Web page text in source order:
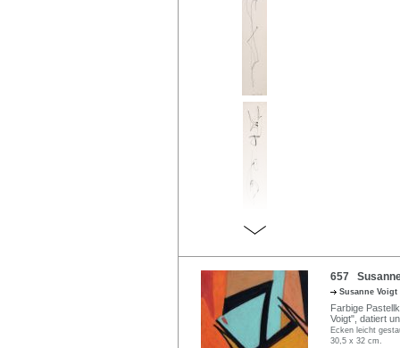
657
Susanne Voigt
Farbige
Voigt", datiert
Ecken leicht
30,5 x 32 cm.